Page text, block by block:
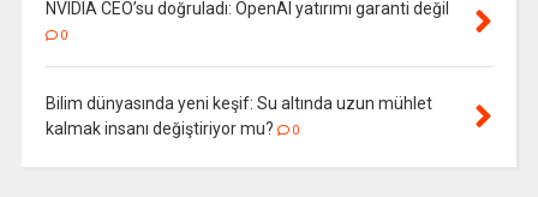
NVIDIA CEO’su doğruladı: OpenAI yatırımı garanti değil
0
Bilim dünyasında yeni keşif: Su altında uzun mühlet
kalmak insanı değiştiriyor mu?
0